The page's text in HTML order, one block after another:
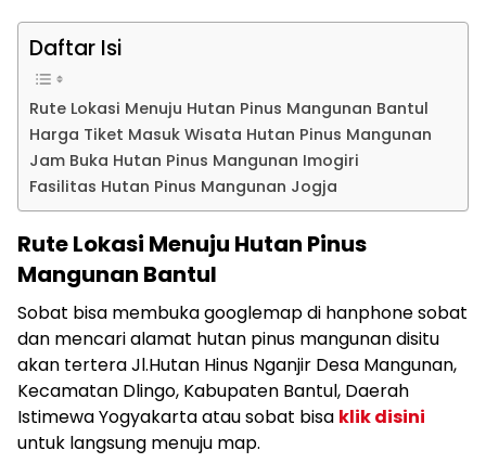
Daftar Isi
Rute Lokasi Menuju Hutan Pinus Mangunan Bantul
Harga Tiket Masuk Wisata Hutan Pinus Mangunan
Jam Buka Hutan Pinus Mangunan Imogiri
Fasilitas Hutan Pinus Mangunan Jogja
Rute Lokasi Menuju Hutan Pinus
Mangunan Bantul
Sobat bisa membuka googlemap di hanphone sobat
dan mencari alamat hutan pinus mangunan disitu
akan tertera Jl.Hutan Hinus Nganjir Desa Mangunan,
Kecamatan Dlingo, Kabupaten Bantul, Daerah
Istimewa Yogyakarta atau sobat bisa klik disini
untuk langsung menuju map.